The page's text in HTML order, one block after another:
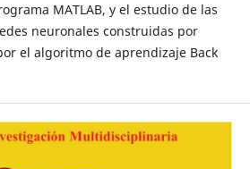
MATLAB, y el estudio de las
neuronales construidas por
el algoritmo de aprendizaje Back